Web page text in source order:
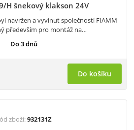
H šnekový klakson 24V
navržen a vyvinut společností FIAMM
především pro montáž na…
Do 3 dnů
Do košíku
zboží:932131Z